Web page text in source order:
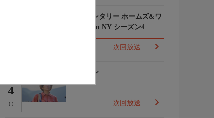
エレメンタリー ホームズ&ワ
トソン in NY シーズン4
次回放送
4
(-)
下山メシ
次回放送